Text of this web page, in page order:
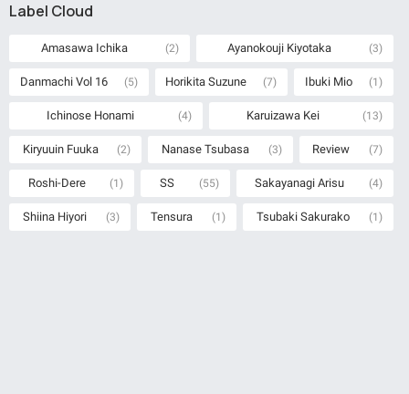
Label Cloud
Amasawa Ichika (2) Ayanokouji Kiyotaka (3)
Danmachi Vol 16 (5) Horikita Suzune (7) Ibuki Mio (1)
Ichinose Honami (4) Karuizawa Kei (13)
Kiryuuin Fuuka (2) Nanase Tsubasa (3) Review (7)
Roshi-Dere (1) SS (55) Sakayanagi Arisu (4)
Shiina Hiyori (3) Tensura (1) Tsubaki Sakurako (1)